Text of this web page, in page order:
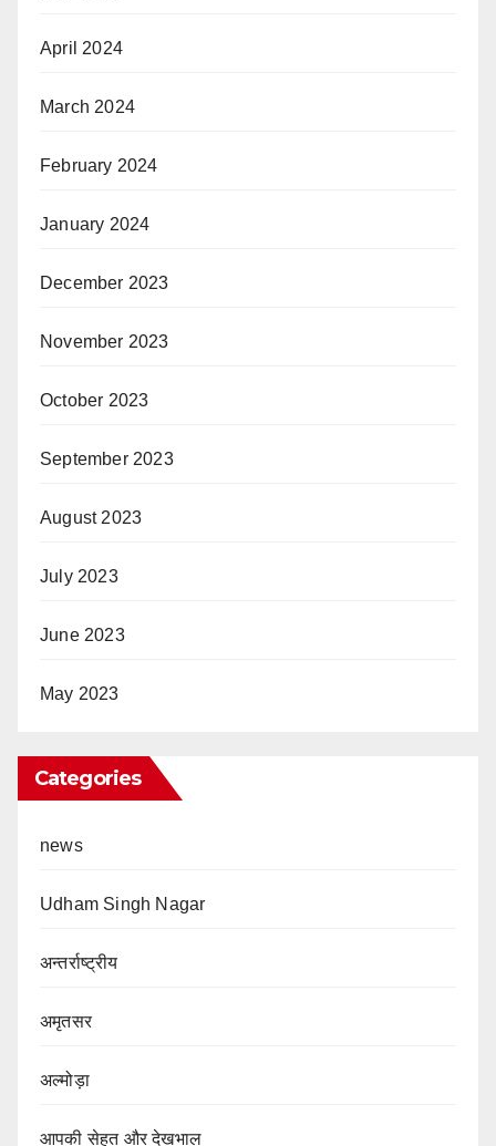
April 2024
March 2024
February 2024
January 2024
December 2023
November 2023
October 2023
September 2023
August 2023
July 2023
June 2023
May 2023
Categories
news
Udham Singh Nagar
अन्तर्राष्ट्रीय
अमृतसर
अल्मोड़ा
आपकी सेहत और देखभाल